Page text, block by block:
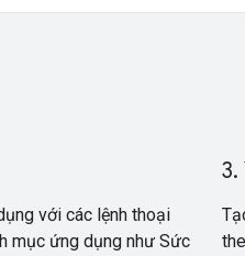
với các lệnh thoại
mục ứng dụng như Sức
3.